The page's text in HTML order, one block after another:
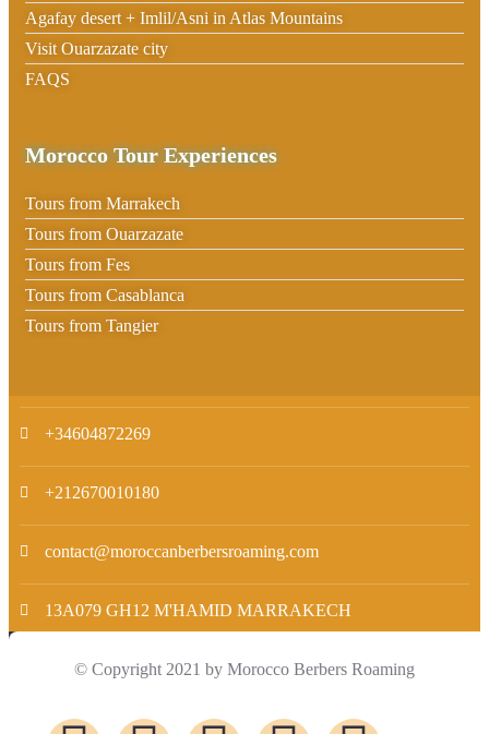
Agafay desert + Imlil/Asni in Atlas Mountains
Visit Ouarzazate city
FAQS
Morocco Tour Experiences
Tours from Marrakech
Tours from Ouarzazate
Tours from Fes
Tours from Casablanca
Tours from Tangier
+34604872269
+212670010180
contact@moroccanberbersroaming.com
13A079 GH12 M'HAMID MARRAKECH
© Copyright 2021 by Morocco Berbers Roaming